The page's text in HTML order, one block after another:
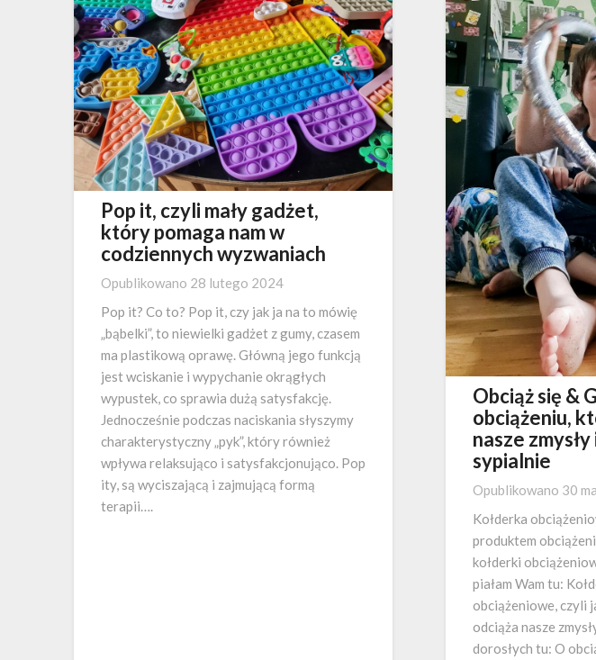
Pop it, czyli mały gadżet,
który pomaga nam w
codziennych wyzwaniach
Opublikowano 28 lutego 2024
Pop it? Co to? Pop it, czy jak ja na to mówię
„bąbelki”, to niewielki gadżet z gumy, czasem
ma plastikową oprawę. Główną jego funkcją
jest wciskanie i wypychanie okrągłych
wypustek, co sprawia dużą satysfakcję.
Jednocześnie podczas naciskania słyszymy
charakterystyczny „pyk”, który również
wpływa relaksująco i satysfakcjonująco. Pop
ity, są wyciszającą i zajmującą formą
terapii….
Obciąż się &
obciążeniu,
nasze
sypialnie
Opublikowano 30
Kołderka
produktem
kołderki
piałam Wam tu:
obciążeniowe, czyli
odciąża nasze
dorosłych tu: O